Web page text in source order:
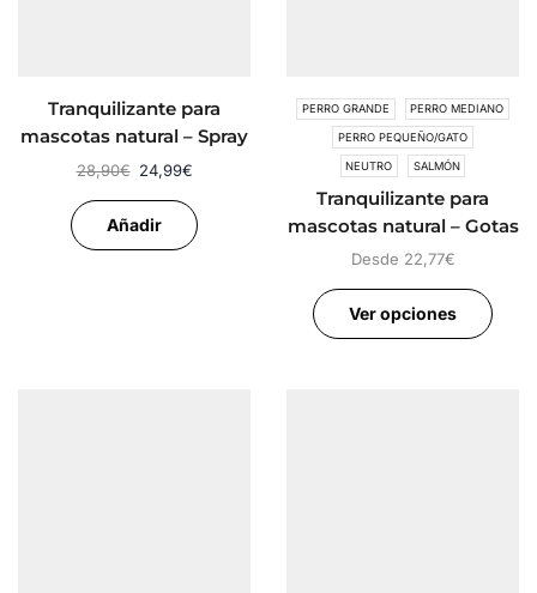
Tranquilizante para
mascotas natural – Spray
INMEDIATO SOS
28,90€ 24,99€
Añadir
PERRO GRANDE PERRO MEDIANO
PERRO PEQUEÑO/GATO
NEUTRO SALMÓN
Tranquilizante para
mascotas natural – Gotas
diarias SOS
Desde 22,77€
Ver opciones